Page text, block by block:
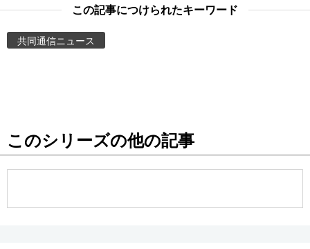
People
この記事につけられたキーワード
共同通信ニュース
このシリーズの他の記事